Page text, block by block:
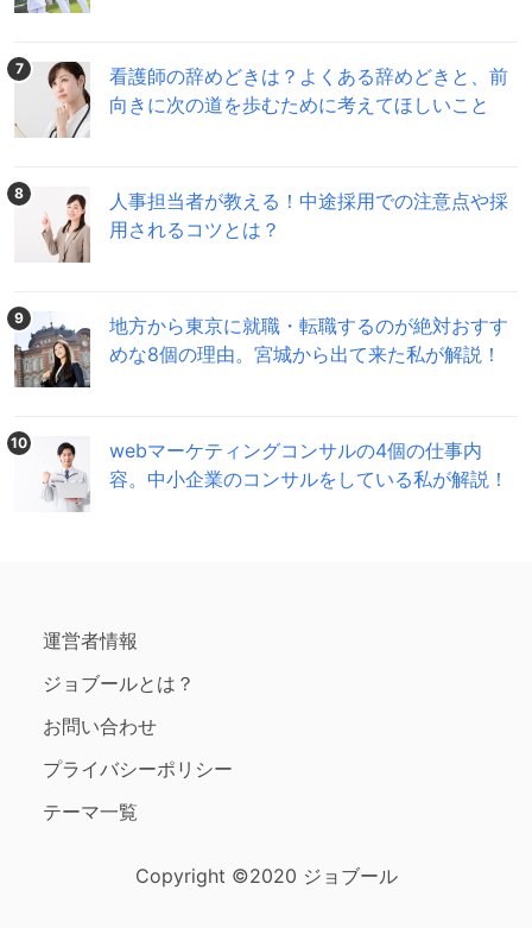
7
看護師の辞めどきは？よくある辞めどきと、前
向きに次の道を歩むために考えてほしいこと
8
人事担当者が教える！中途採用での注意点や採
用されるコツとは？
9
地方から東京に就職・転職するのが絶対おすす
めな8個の理由。宮城から出て来た私が解説！
10
webマーケティングコンサルの4個の仕事内
容。中小企業のコンサルをしている私が解説！
運営者情報
ジョブールとは？
お問い合わせ
プライバシーポリシー
テーマ一覧
Copyright ©2020 ジョブール